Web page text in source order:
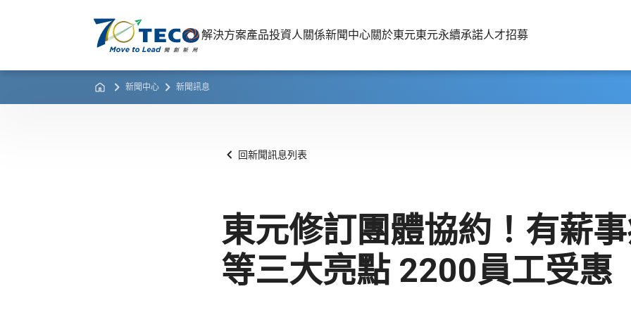
解決方案產品投資人關係新聞中心關於東元東元永續承諾人才招募
新聞中心 新聞訊息
回新聞訊息列表
東元修訂團體協約！有薪
等三大亮點 2200員工受惠